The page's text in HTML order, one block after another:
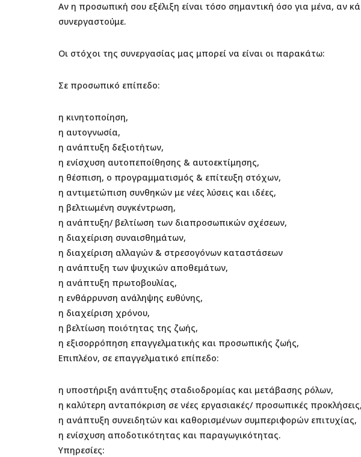
Αν η προσωπική σου εξέλιξη είναι τόσο σημαντική όσο για μένα, αν
συνεργαστούμε.
Οι στόχοι της συνεργασίας μας μπορεί να είναι οι παρακάτω:
Σε προσωπικό επίπεδο:
η κινητοποίηση,
η αυτογνωσία,
η ανάπτυξη δεξιοτήτων,
η ενίσχυση αυτοπεποίθησης & αυτοεκτίμησης,
η θέσπιση, ο προγραμματισμός & επίτευξη στόχων,
η αντιμετώπιση συνθηκών με νέες λύσεις και ιδέες,
η βελτιωμένη συγκέντρωση,
η ανάπτυξη/ βελτίωση των διαπροσωπικών σχέσεων,
η διαχείριση συναισθημάτων,
η διαχείριση αλλαγών & στρεσογόνων καταστάσεων
η ανάπτυξη των ψυχικών αποθεμάτων,
η ανάπτυξη πρωτοβουλίας,
η ενθάρρυνση ανάληψης ευθύνης,
η διαχείριση χρόνου,
η βελτίωση ποιότητας της ζωής,
η εξισορρόπηση επαγγελματικής και προσωπικής ζωής,
Επιπλέον, σε επαγγελματικό επίπεδο:
η υποστήριξη ανάπτυξης σταδιοδρομίας και μετάβασης ρόλων,
η καλύτερη ανταπόκριση σε νέες εργασιακές/ προσωπικές προκλήσεις,
η ανάπτυξη συνειδητών και καθορισμένων συμπεριφορών επιτυχίας,
η ενίσχυση αποδοτικότητας και παραγωγικότητας.
Υπηρεσίες: